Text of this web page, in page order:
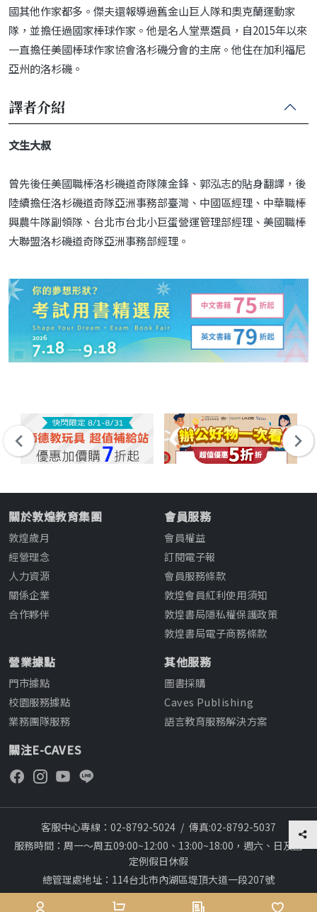
國其他作家都多。傑夫還報導過舊金山巨人隊和奧克蘭運動家
隊，並擔任過國家棒球作家。他是名人堂票選員，自2015年以來
一直擔任美國棒球作家協會洛杉磯分會的主席。他住在加利福尼
亞州的洛杉磯。
譯者介紹
文生大叔
曾先後任美國職棒洛杉磯道奇隊陳金鋒、郭泓志的貼身翻譯，後
陸續擔任洛杉磯道奇隊亞洲事務部臺灣、中國區經理、中華職棒
興農牛隊副領隊、台北市台北小巨蛋營運管理部經理、美國職棒
大聯盟洛杉磯道奇隊亞洲事務部經理。
關於敦煌教育集團
敦煌歲月
經營理念
人力資源
關係企業
合作夥伴
會員服務
會員權益
訂閱電子報
會員服務條款
敦煌會員紅利使用須知
敦煌書局隱私權保護政策
敦煌書局電子商務條款
營業據點
門市據點
校園服務據點
業務團隊服務
其他服務
圖書採購
Caves Publishing
語言教育服務解決方案
關注E-CAVES
客服中心專線：02-8792-5024 / 傳真:02-8792-5037
服務時間：周一～周五09:00~12:00、13:00~18:00，週六、日及國
定例假日休假
總管理處地址：114台北市內湖區堤頂大道一段207號
本網站建議採用chrome瀏覽器,瀏覽更順暢